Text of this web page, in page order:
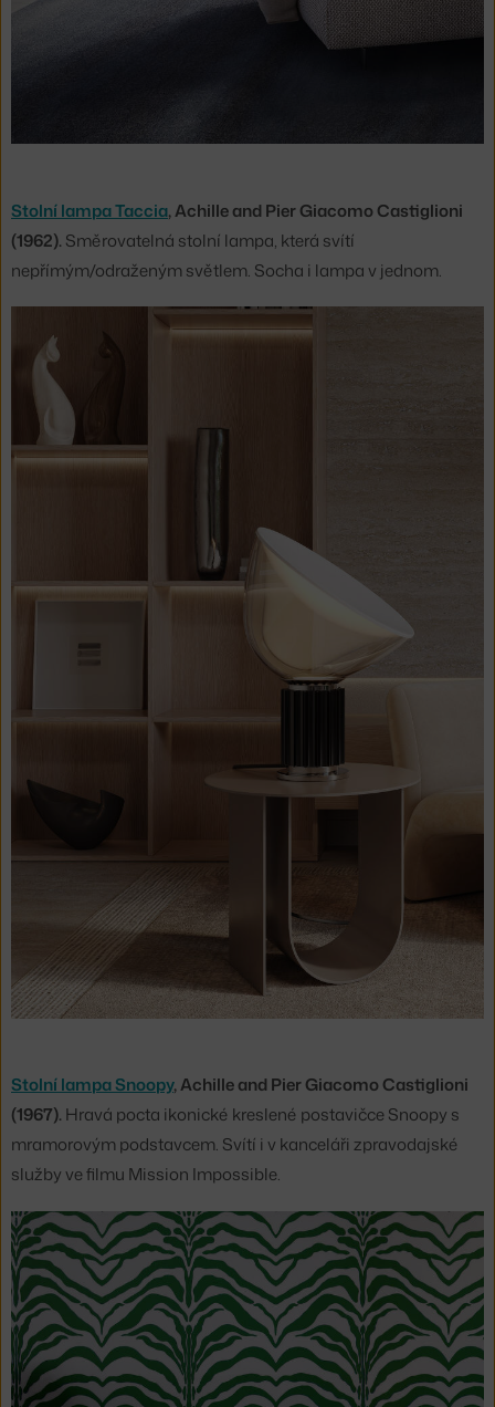
Stolní lampa Taccia, Achille and Pier Giacomo Castiglioni
(1962). Směrovatelná stolní lampa, která svítí
nepřímým/odraženým světlem. Socha i lampa v jednom.
Stolní lampa Snoopy, Achille and Pier Giacomo Castiglioni
(1967). Hravá pocta ikonické kreslené postavičce Snoopy s
mramorovým podstavcem. Svítí i v kanceláři zpravodajské
služby ve filmu Mission Impossible.